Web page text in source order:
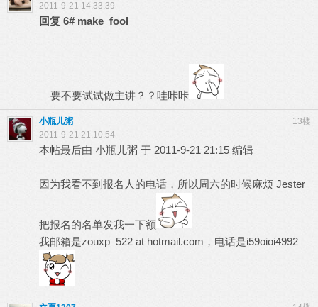
2011-9-21 14:33:39
回复 6# make_fool
要不要试试做主讲？？哇咔咔
13楼
小瓶儿粥
2011-9-21 21:10:54
本帖最后由 小瓶儿粥 于 2011-9-21 21:15 编辑
因为我看不到报名人的电话，所以周六的时候麻烦 Jester
把报名的名单发我一下额
我邮箱是zouxp_522 at hotmail.com，电话是i59oioi4992